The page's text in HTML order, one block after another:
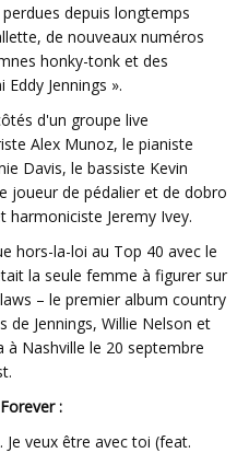
depuis longtemps
de nouveaux numéros
honky-tonk et des
Jennings ».
d'un groupe live
Alex Munoz, le pianiste
Davis, le bassiste Kevin
joueur de pédalier et de dobro
harmoniciste Jeremy Ivey.
hors-la-loi au Top 40 avec le
la seule femme à figurer sur
– le premier album country
Jennings, Willie Nelson et
à Nashville le 20 septembre
:
Je veux être avec toi (feat.